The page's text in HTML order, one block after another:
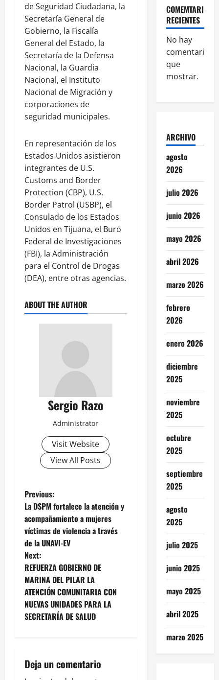
de Seguridad Ciudadana, la
Secretaría General de
Gobierno, la Fiscalía
General del Estado, la
Secretaría de la Defensa
Nacional, la Guardia
Nacional, el Instituto
Nacional de Migración y
corporaciones de
seguridad municipales.
En representación de los
Estados Unidos asistieron
integrantes de U.S.
Customs and Border
Protection (CBP), U.S.
Border Patrol (USBP), el
Consulado de los Estados
Unidos en Tijuana, el Buró
Federal de Investigaciones
(FBI), la Administración
para el Control de Drogas
(DEA), entre otras agencias.
ABOUT THE AUTHOR
Sergio Razo
Administrator
Visit Website
View All Posts
P
o
s
t
n
a
v
g
Previous:
La DSPM fortalece la atención y
acompañamiento a mujeres
víctimas de violencia a través
de la UNAVI-EV
Next:
REFUERZA GOBIERNO DE
MARINA DEL PILAR LA
ATENCIÓN COMUNITARIA CON
NUEVAS UNIDADES PARA LA
SECRETARÍA DE SALUD
Deja un comentario
COMEMTARIOS
RECIENTES
No hay
comentarios
que
mostrar.
ARCHIVO
agosto
2026
julio 2026
junio 2026
mayo 2026
abril 2026
marzo 2026
febrero
2026
enero 2026
diciembre
2025
noviembre
2025
octubre
2025
septiembre
2025
agosto
2025
julio 2025
junio 2025
mayo 2025
abril 2025
marzo 2025